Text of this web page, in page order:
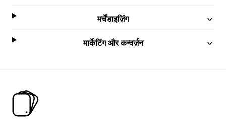
मर्चेंडाइज़िंग
मार्केटिंग और कन्वर्ज़न